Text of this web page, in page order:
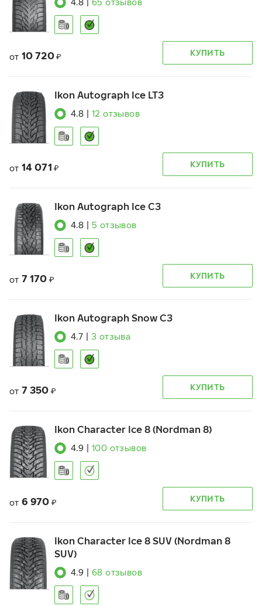
4.8 65 отзывов
от 10 720 ₽ КУПИТЬ
Ikon Autograph Ice LT3
4.8 12 отзывов
от 14 071 ₽ КУПИТЬ
Ikon Autograph Ice C3
4.8 5 отзывов
от 7 170 ₽ КУПИТЬ
Ikon Autograph Snow C3
4.7 3 отзыва
от 7 350 ₽ КУПИТЬ
Ikon Character Ice 8 (Nordman 8)
4.9 100 отзывов
от 6 970 ₽ КУПИТЬ
Ikon Character Ice 8 SUV (Nordman 8
SUV)
4.9 68 отзывов